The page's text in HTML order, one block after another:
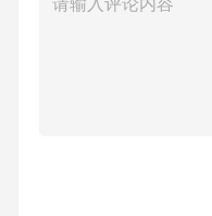
体支付日期]前，将
策调整等原因导致
增加，乙方有权在